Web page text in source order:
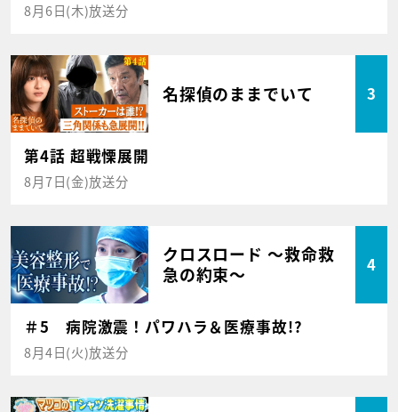
8月6日(木)放送分
名探偵のままでいて 3
第4話 超戦慄展開
8月7日(金)放送分
クロスロード ～救命救
急の約束～
4
＃5 病院激震！パワハラ＆医療事故!?
8月4日(火)放送分